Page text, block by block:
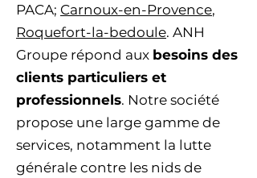
PACA; Carnoux-en-Provence,
Roquefort-la-bedoule. ANH
Groupe répond aux besoins des
clients particuliers et
professionnels. Notre société
propose une large gamme de
services, notamment la lutte
générale contre les nids de